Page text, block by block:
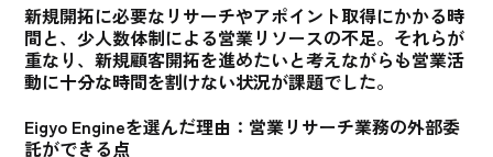
新規開拓に必要なリサーチやアポイント取得にかかる時
間と、少人数体制による営業リソースの不足。それらが
重なり、新規顧客開拓を進めたいと考えながらも営業活
動に十分な時間を割けない状況が課題でした。
Eigyo Engineを選んだ理由：営業リサーチ業務の外部委
託ができる点